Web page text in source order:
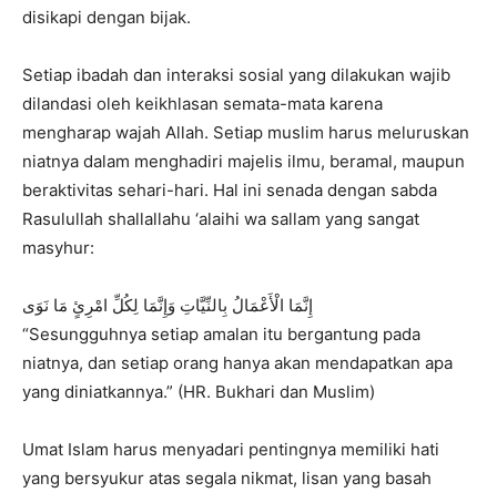
disikapi dengan bijak.
Setiap ibadah dan interaksi sosial yang dilakukan wajib
dilandasi oleh keikhlasan semata-mata karena
mengharap wajah Allah. Setiap muslim harus meluruskan
niatnya dalam menghadiri majelis ilmu, beramal, maupun
beraktivitas sehari-hari. Hal ini senada dengan sabda
Rasulullah shallallahu ‘alaihi wa sallam yang sangat
masyhur:
إِنَّمَا الْأَعْمَالُ بِالنِّيَّاتِ وَإِنَّمَا لِكُلِّ امْرِئٍ مَا نَوَى
“Sesungguhnya setiap amalan itu bergantung pada
niatnya, dan setiap orang hanya akan mendapatkan apa
yang diniatkannya.” (HR. Bukhari dan Muslim)
Umat Islam harus menyadari pentingnya memiliki hati
yang bersyukur atas segala nikmat, lisan yang basah